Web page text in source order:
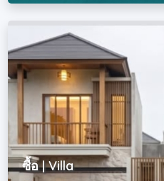
ซื้อ | Villa